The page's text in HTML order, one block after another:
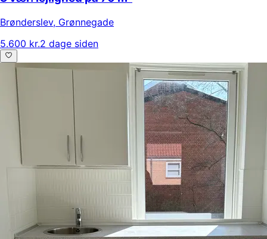
Brønderslev, Grønnegade
5.600 kr.2 dage siden